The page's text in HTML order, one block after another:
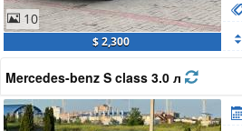
10
$ 2,300
Mercedes-benz S class 3.0 л